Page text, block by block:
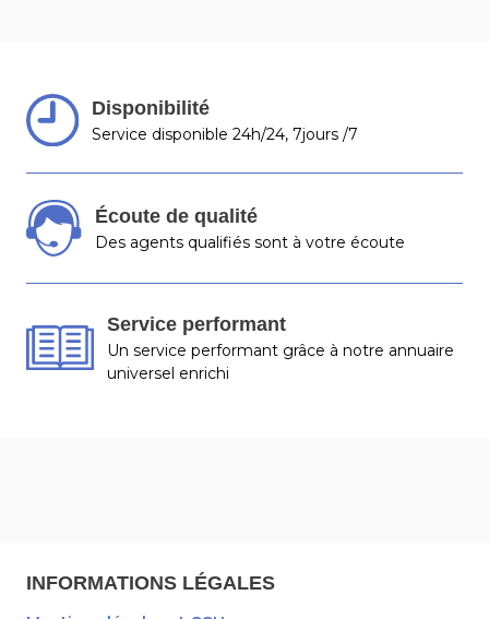
Disponibilité
Service disponible 24h/24, 7jours /7
Écoute de qualité
Des agents qualifiés sont à votre écoute
Service performant
Un service performant grâce à notre annuaire
universel enrichi
INFORMATIONS LÉGALES